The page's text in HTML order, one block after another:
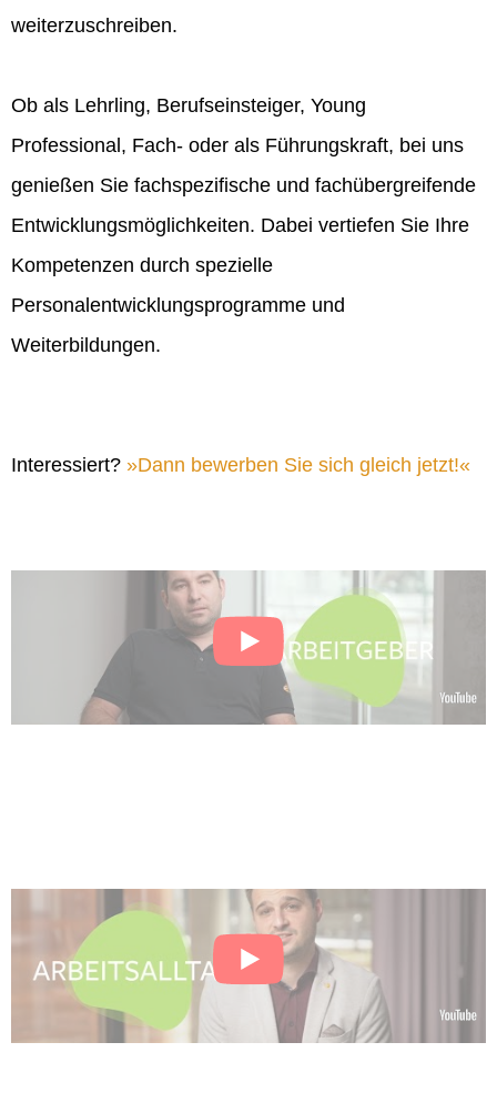
weiterzuschreiben.
Ob als Lehrling, Berufseinsteiger, Young
Professional, Fach- oder als Führungskraft, bei uns
genießen Sie fachspezifische und fachübergreifende
Entwicklungsmöglichkeiten. Dabei vertiefen Sie Ihre
Kompetenzen durch spezielle
Personalentwicklungsprogramme und
Weiterbildungen.
Interessiert? Dann bewerben Sie sich gleich jetzt!